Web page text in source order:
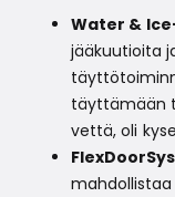
Water &
jääkuutioita
täyttämään
vettä, oli